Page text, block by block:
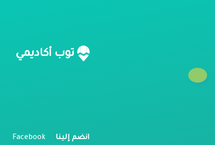
توب أكاديمي
انضم إلينا Facebook